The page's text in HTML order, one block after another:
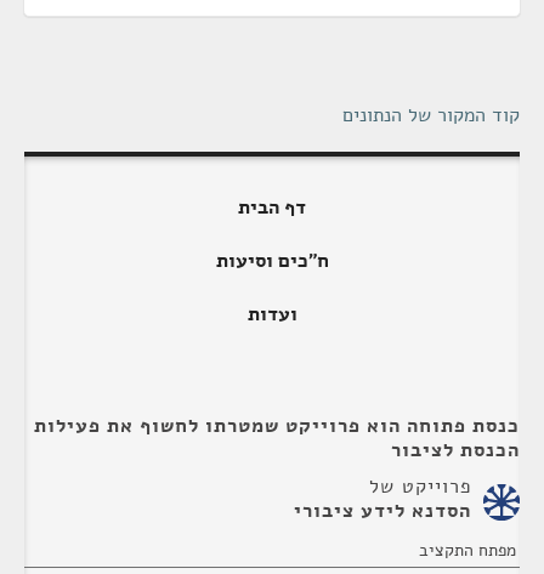
קוד המקור של הנתונים
דף הבית
ח"כים וסיעות
ועדות
כנסת פתוחה הוא פרוייקט שמטרתו לחשוף את פעילות
הכנסת לציבור
פרוייקט של
הסדנא לידע ציבורי
מפתח התקציב